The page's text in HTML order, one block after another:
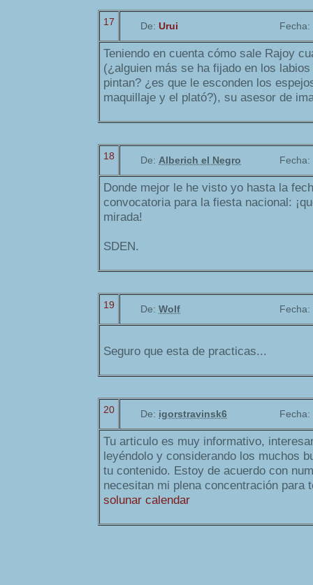
17 De: Urui Fecha:
Teniendo en cuenta cómo sale Rajoy
(¿alguien más se ha fijado en los
pintan? ¿es que le esconden los
maquillaje y el plató?), su asesor de
18 De: Alberich el Negro Fecha:
Donde mejor le he visto yo hasta la
convocatoria para la fiesta nacional:
mirada!
SDEN.
19 De: Wolf Fecha:
Seguro que esta de practicas...
20 De: igorstravinsk6 Fecha:
Tu articulo es muy informativo,
leyéndolo y considerando los muchos
tu contenido. Estoy de acuerdo con
necesitan mi plena concentración para
solunar calendar